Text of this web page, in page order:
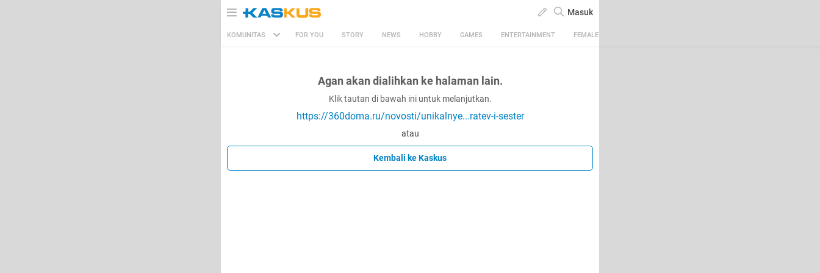
Masuk
KOMUNITAS FOR YOU STORY NEWS HOBBY GAMES ENTERTAINMENT FEMALE
Agan akan dialihkan ke halaman lain.
Klik tautan di bawah ini untuk melanjutkan.
https://360doma.ru/novosti/unikalnye...ratev-i-sester
atau
Kembali ke Kaskus